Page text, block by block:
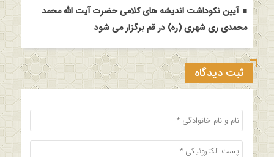
آیین نکوداشت اندیشه های کلامی حضرت آیت الله محمد
محمدی ری شهری (ره) در قم برگزار می شود
ثبت دیدگاه